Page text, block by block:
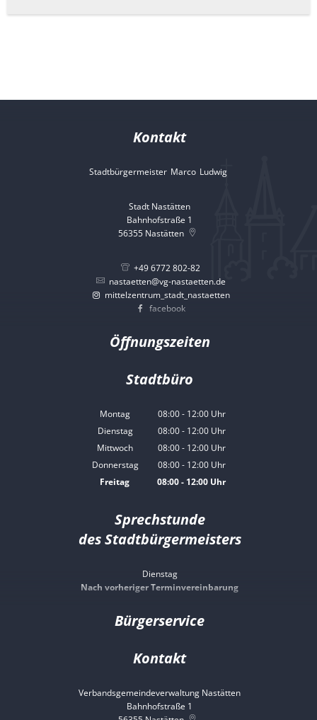
Kontakt
Stadtbürgermeister Marco Ludwig
Stadt Nastätten
Bahnhofstraße 1
56355 Nastätten
+49 6772 802-82
nastaetten@vg-nastaetten.de
mittelzentrum_stadt_nastaetten
facebook
Öffnungszeiten
Stadtbüro
Montag 08:00- 12:00Uhr
Von 08:00 bis 12:00 Uhr
Dienstag 08:00- 12:00Uhr
Von 08:00 bis 12:00 Uhr
Mittwoch 08:00- 12:00Uhr
Von 08:00 bis 12:00 Uhr
Donnerstag 08:00- 12:00Uhr
Von 08:00 bis 12:00 Uhr
Freitag 08:00- 12:00 Uhr
Sprechstunde
des Stadtbürgermeisters
Dienstag
Nach vorheriger Terminvereinbarung
Bürgerservice
Kontakt
Verbandsgemeindeverwaltung Nastätten
Bahnhofstraße 1